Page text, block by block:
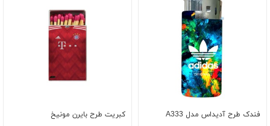
فندک طرح آدیداس مدل A333 کبریت طرح بایرن مونیخ